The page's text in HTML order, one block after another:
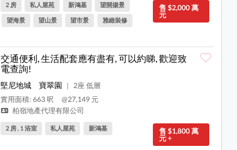
售 $2,000 萬
元
2 房 私人屋苑 新鴻基
望開揚景
望海景
望山景 望市景 雅緻裝修
交通便利, 生活配套應有盡有, 可以約睇, 歡迎致
電查詢!
堅尼地城 寶翠園 |
2座 低層
實用面積: 663 呎
@27,149 元
柏嶺地產代理有限公司
售 $1,800 萬
元 +
2 房 , 1 浴室 私人屋苑 新鴻基